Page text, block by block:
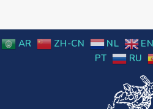
AR ZH-CN NL EN
PT
RU